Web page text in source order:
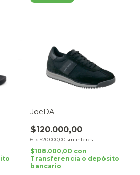
JoeDA
$120.000,00
6 x $20.000,00 sin interés
$108.000,00 con
Transferencia o depósito
bancario